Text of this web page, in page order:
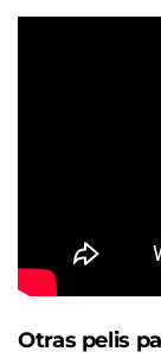
Otras pelis